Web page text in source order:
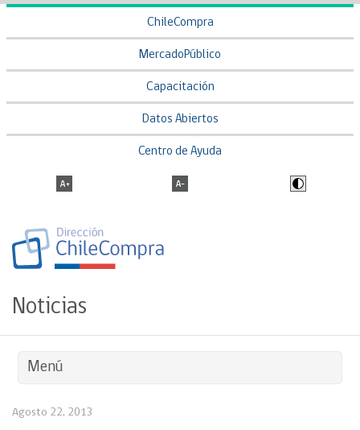
ChileCompra
MercadoPúblico
Capacitación
Datos Abiertos
Centro de Ayuda
Noticias
Menú
Agosto 22, 2013